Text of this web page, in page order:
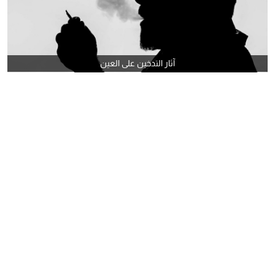
آثار التدخين على العين